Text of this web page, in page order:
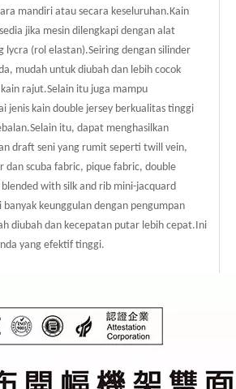
mandiri atau secara keseluruhan.Kain
jika mesin dilengkapi dengan alat
lycra (rol elastan).Seiring dengan silinder
mudah untuk diubah dan lebih cocok
rajut.Selain itu juga mampu
jenis kain double jersey berkualitas tinggi
itu, dapat menghasilkan
draft seni yang rumit seperti twill vein,
dan scuba fabric, pique fabric, double
with silk and rib mini-jacquard
keunggulan dengan pengumpan
diubah dan kecepatan putar lebih cepat.Ini
yang efektif tinggi.